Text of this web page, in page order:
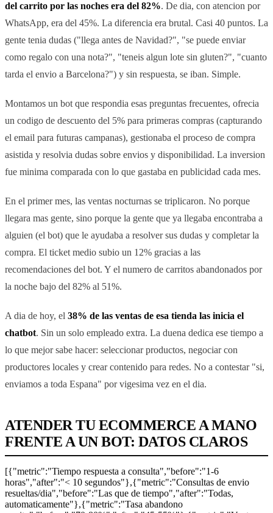
del carrito por las noches era del 82%. De dia, con atencion por
WhatsApp, era del 45%. La diferencia era brutal. Casi 40 puntos. La
gente tenia dudas ("llega antes de Navidad?", "se puede enviar
como regalo con una nota?", "teneis algun lote sin gluten?", "cuanto
tarda el envio a Barcelona?") y sin respuesta, se iban. Simple.
Montamos un bot que respondia esas preguntas frecuentes, ofrecia
un codigo de descuento del 5% para primeras compras (capturando
el email para futuras campanas), gestionaba el proceso de compra
asistida y resolvia dudas sobre envios y disponibilidad. La inversion
fue minima comparada con lo que gastaba en publicidad cada mes.
En el primer mes, las ventas nocturnas se triplicaron. No porque
llegara mas gente, sino porque la gente que ya llegaba encontraba a
alguien (el bot) que le ayudaba a resolver sus dudas y completar la
compra. El ticket medio subio un 12% gracias a las
recomendaciones del bot. Y el numero de carritos abandonados por
la noche bajo del 82% al 51%.
A dia de hoy, el 38% de las ventas de esa tienda las inicia el
chatbot. Sin un solo empleado extra. La duena dedica ese tiempo a
lo que mejor sabe hacer: seleccionar productos, negociar con
productores locales y crear contenido para redes. No a contestar "si,
enviamos a toda Espana" por vigesima vez en el dia.
ATENDER TU ECOMMERCE A MANO
FRENTE A UN BOT: DATOS CLAROS
[{"metric":"Tiempo respuesta a consulta","before":"1-6
horas","after":"< 10 segundos"},{"metric":"Consultas de envio
resueltas/dia","before":"Las que de tiempo","after":"Todas,
automaticamente"},{"metric":"Tasa abandono